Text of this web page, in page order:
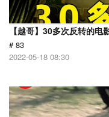
【越哥】30多次反转的电
# 83
2022-05-18 08:30